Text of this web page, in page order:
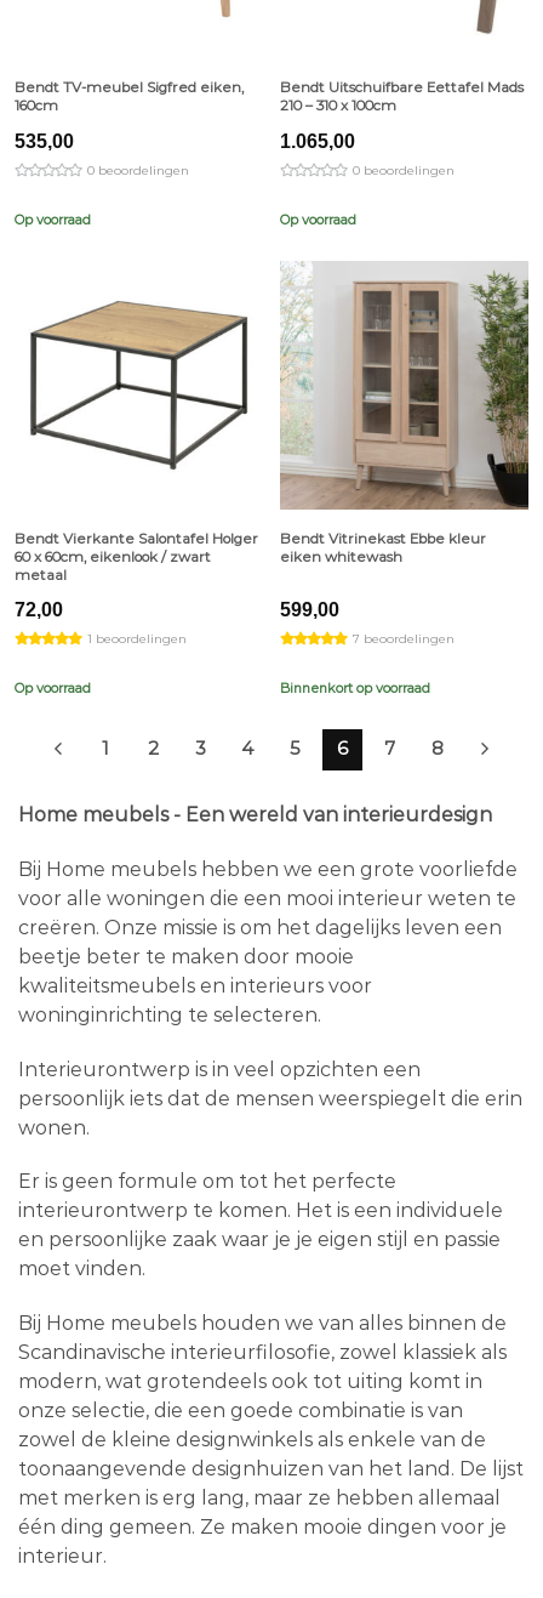
Bendt TV-meubel Sigfred eiken,
160cm
535,00
0 beoordelingen
Op voorraad
Bendt Uitschuifbare Eettafel Mads
210 – 310 x 100cm
1.065,00
0 beoordelingen
Op voorraad
Bendt Vierkante Salontafel Holger
60 x 60cm, eikenlook / zwart
metaal
72,00
1 beoordelingen
Op voorraad
Bendt Vitrinekast Ebbe kleur
eiken whitewash
599,00
7 beoordelingen
Binnenkort op voorraad
1 2 3 4 5 6 7 8
Home meubels - Een wereld van interieurdesign
Bij Home meubels hebben we een grote voorliefde
voor alle woningen die een mooi interieur weten te
creëren. Onze missie is om het dagelijks leven een
beetje beter te maken door mooie
kwaliteitsmeubels en interieurs voor
woninginrichting te selecteren.
Interieurontwerp is in veel opzichten een
persoonlijk iets dat de mensen weerspiegelt die erin
wonen.
Er is geen formule om tot het perfecte
interieurontwerp te komen. Het is een individuele
en persoonlijke zaak waar je je eigen stijl en passie
moet vinden.
Bij Home meubels houden we van alles binnen de
Scandinavische interieurfilosofie, zowel klassiek als
modern, wat grotendeels ook tot uiting komt in
onze selectie, die een goede combinatie is van
zowel de kleine designwinkels als enkele van de
toonaangevende designhuizen van het land. De lijst
met merken is erg lang, maar ze hebben allemaal
één ding gemeen. Ze maken mooie dingen voor je
interieur.